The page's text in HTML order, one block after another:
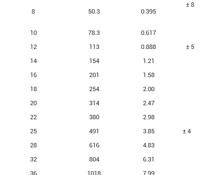
± 8
8
50.3 0.395
10 78.3
0.617
12
113 0.888
± 5
14
154
1.21
16
201 1.58
±
18 254
2.00
20
314
2.47
22
380
2.98
25
491 3.85
4
28
616
4.83
32
804
6.31
36
1018
7.99